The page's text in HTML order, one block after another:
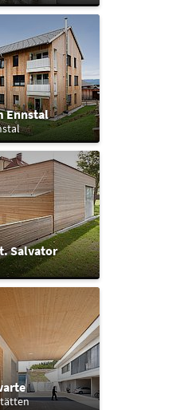
Ennstal
Salvator